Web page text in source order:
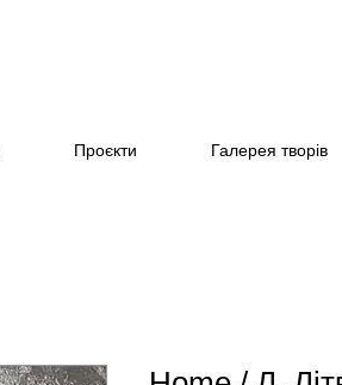
Проєкти Галерея творів